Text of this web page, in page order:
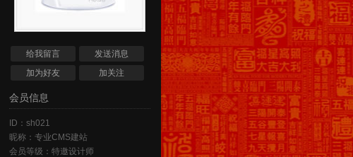
给我留言
发送消息
加为好友
加关注
会员信息
ID：sh021
昵称：专业CMS建站
会员等级：特邀设计师